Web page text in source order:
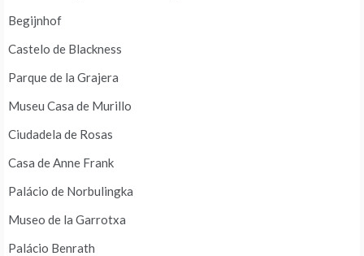
Begijnhof
Castelo de Blackness
Parque de la Grajera
Museu Casa de Murillo
Ciudadela de Rosas
Casa de Anne Frank
Palácio de Norbulingka
Museo de la Garrotxa
Palácio Benrath